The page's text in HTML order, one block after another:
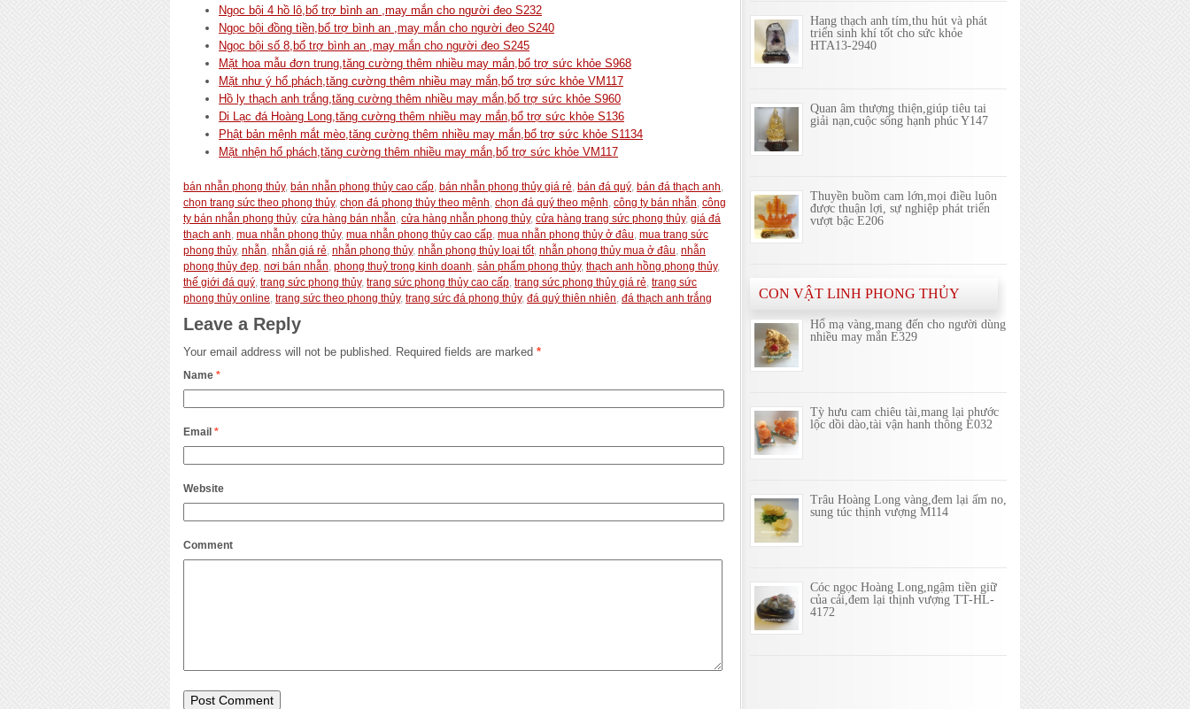
Ngọc bội 4 hồ lô,bổ trợ bình an ,may mắn cho người đeo S232
Ngọc bội đồng tiền,bổ trợ bình an ,may mắn cho người đeo S240
Ngọc bội số 8,bổ trợ bình an ,may mắn cho người đeo S245
Mặt hoa mẫu đơn trung,tăng cường thêm nhiều may mắn,bổ trợ sức khỏe S968
Mặt như ý hổ phách,tăng cường thêm nhiều may mắn,bổ trợ sức khỏe VM117
Hồ ly thạch anh trắng,tăng cường thêm nhiều may mắn,bổ trợ sức khỏe S960
Di Lạc đá Hoàng Long,tăng cường thêm nhiều may mắn,bổ trợ sức khỏe S136
Phật bản mệnh mắt mèo,tăng cường thêm nhiều may mắn,bổ trợ sức khỏe S1134
Mặt nhện hổ phách,tăng cường thêm nhiều may mắn,bổ trợ sức khỏe VM117
bán nhẫn phong thủy, bán nhẫn phong thủy cao cấp, bán nhẫn phong thủy giá rẻ, bán đá quý, bán đá thạch anh,
chọn trang sức theo phong thủy, chọn đá phong thủy theo mệnh, chọn đá quý theo mệnh, công ty bán nhẫn, công
ty bán nhẫn phong thủy, cửa hàng bán nhẫn, cửa hàng nhẫn phong thủy, cửa hàng trang sức phong thủy, giá đá
thạch anh, mua nhẫn phong thủy, mua nhẫn phong thủy cao cấp, mua nhẫn phong thủy ở đâu, mua trang sức
phong thủy, nhẫn, nhẫn giá rẻ, nhẫn phong thủy, nhẫn phong thủy loại tốt, nhẫn phong thủy mua ở đâu, nhẫn
phong thủy đẹp, nơi bán nhẫn, phong thuỷ trong kinh doanh, sản phẩm phong thủy, thạch anh hồng phong thủy,
thế giới đá quý, trang sức phong thủy, trang sức phong thủy cao cấp, trang sức phong thủy giá rẻ, trang sức
phong thủy online, trang sức theo phong thủy, trang sức đá phong thủy, đá quý thiên nhiên, đá thạch anh trắng
Leave a Reply
Your email address will not be published. Required fields are marked *
Name *
Email *
Website
Comment
Hang thạch anh tím,thu hút và phát
triển sinh khí tốt cho sức khỏe
HTA13-2940
Quan âm thượng thiện,giúp tiêu tai
giải nạn,cuộc sống hạnh phúc Y147
Thuyền buồm cam lớn,mọi điều luôn
được thuận lợi, sự nghiệp phát triển
vượt bậc E206
CON VẬT LINH PHONG THỦY
Hổ mạ vàng,mang đến cho người dùng
nhiều may mắn E329
Tỳ hưu cam chiêu tài,mang lại phước
lộc dồi dào,tài vận hanh thông E032
Trâu Hoàng Long vàng,đem lại ấm no,
sung túc thịnh vượng M114
Cóc ngọc Hoàng Long,ngậm tiền giữ
của cải,đem lại thịnh vượng TT-HL-
4172